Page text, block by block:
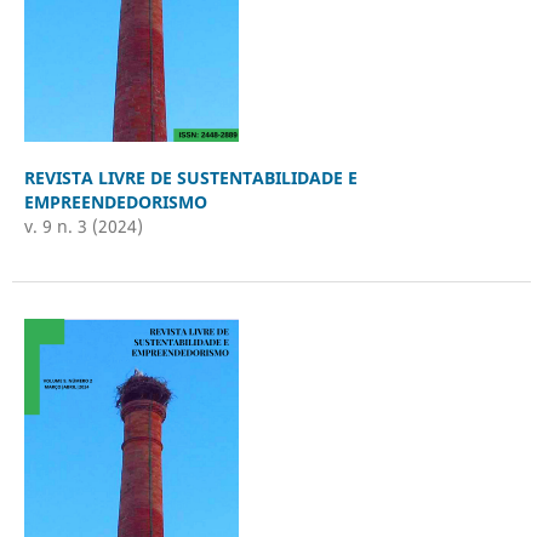
REVISTA LIVRE DE SUSTENTABILIDADE E
EMPREENDEDORISMO
v. 9 n. 3 (2024)